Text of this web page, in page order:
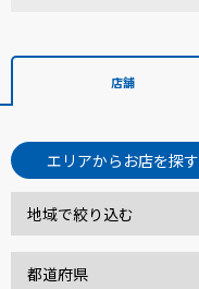
店舗
エリアからお店を探す